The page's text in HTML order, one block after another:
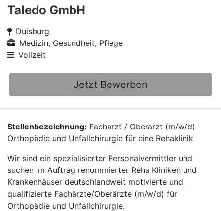
Taledo GmbH
Duisburg
Medizin, Gesundheit, Pflege
Vollzeit
Jetzt Bewerben
Stellenbezeichnung: Facharzt / Oberarzt (m/w/d)
Orthopädie und Unfallchirurgie für eine Rehaklinik
Wir sind ein spezialisierter Personalvermittler und
suchen im Auftrag renommierter Reha Kliniken und
Krankenhäuser deutschlandweit motivierte und
qualifizierte Fachärzte/Oberärzte (m/w/d) für
Orthopädie und Unfallchirurgie.